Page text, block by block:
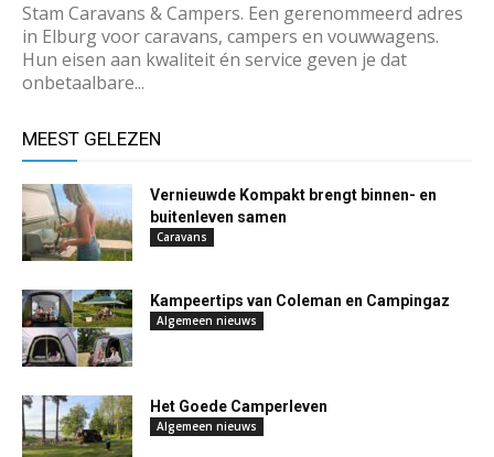
Stam Caravans & Campers. Een gerenommeerd adres
in Elburg voor caravans, campers en vouwwagens.
Hun eisen aan kwaliteit én service geven je dat
onbetaalbare...
MEEST GELEZEN
Vernieuwde Kompakt brengt binnen- en
buitenleven samen
Caravans
Kampeertips van Coleman en Campingaz
Algemeen nieuws
Het Goede Camperleven
Algemeen nieuws